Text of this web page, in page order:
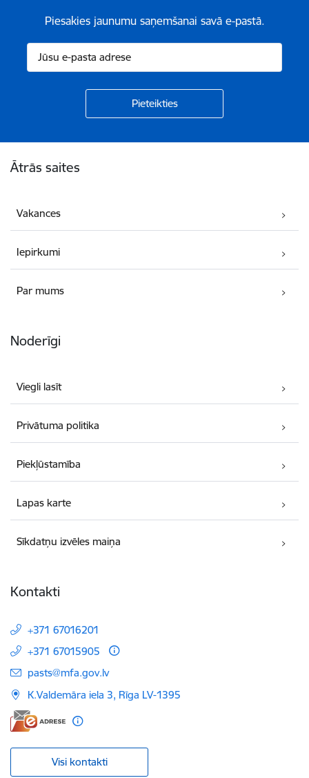
Piesakies jaunumu saņemšanai savā e-pastā.
Ātrās saites
Vakances
Iepirkumi
Par mums
Noderīgi
Viegli lasīt
Privātuma politika
Piekļūstamība
Lapas karte
Sīkdatņu izvēles maiņa
Kontakti
+371 67016201
+371 67015905
E-pasts:
pasts@mfa.gov.lv
K.Valdemāra iela 3, Rīga LV-1395
Visi kontakti